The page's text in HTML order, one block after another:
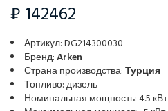
₽ 142462
Артикул: DG214300030
Бренд:Arken
Страна производства:Турция
Топливо: дизель
Номинальная мощность: 4.5 кВт